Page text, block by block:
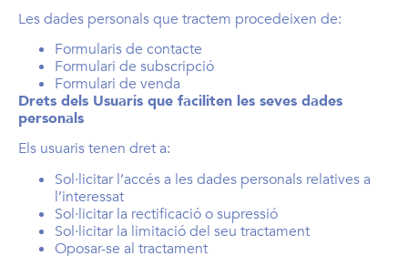
Les dades personals que tractem procedeixen de:
Formularis de contacte
Formulari de subscripció
Formulari de venda
Drets dels Usuaris que faciliten les seves dades
personals
Els usuaris tenen dret a:
Sol·licitar l’accés a les dades personals relatives a
l’interessat
Sol·licitar la rectificació o supressió
Sol·licitar la limitació del seu tractament
Oposar-se al tractament